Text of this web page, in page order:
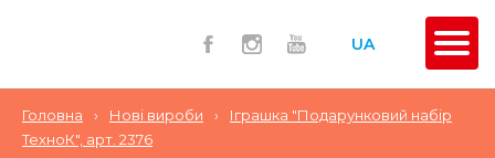
UA
Головна › Нові вироби ›
Іграшка "Подарунковий набір
ТехноК", арт. 2376